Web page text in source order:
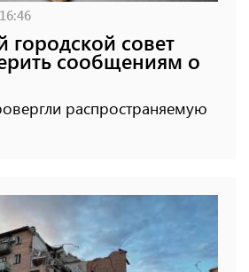
городской совет
сообщениям о
распространяемую